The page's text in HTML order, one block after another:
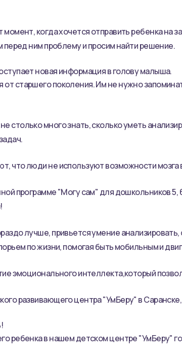
когда хочется отправить ребенка на
перед ним проблему и просим найти решение.
новая информация в голову малыша.
старшего поколения. Им не нужно
столько много знать, сколько уметь
что люди не используют возможности мозга
программе "Могу сам" для дошкольников
лучше, привьется умение
по жизни, помогая быть мобильным и
эмоционального интеллекта,который
развивающего центра "УмБеру" в
ребенка в нашем детском центре "УмБеру"